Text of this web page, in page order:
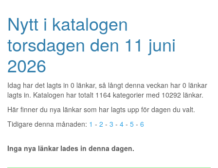
Nytt i katalogen
torsdagen den 11 juni
2026
Idag har det lagts in 0 länkar, så långt denna veckan har 0 länkar
lagts in. Katalogen har totalt 1164 kategorier med 10292 länkar.
Här finner du nya länkar som har lagts upp för dagen du valt.
Tidigare denna månaden: 1 - 2 - 3 - 4 - 5 - 6
Inga nya länkar lades in denna dagen.